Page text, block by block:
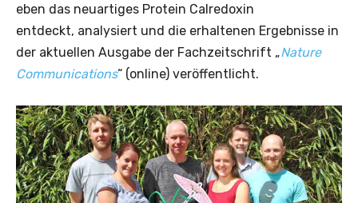
eben das neuartiges Protein Calredoxin
entdeckt, analysiert und die erhaltenen Ergebnisse in
der aktuellen Ausgabe der Fachzeitschrift „Nature
Communications“ (online) veröffentlicht.